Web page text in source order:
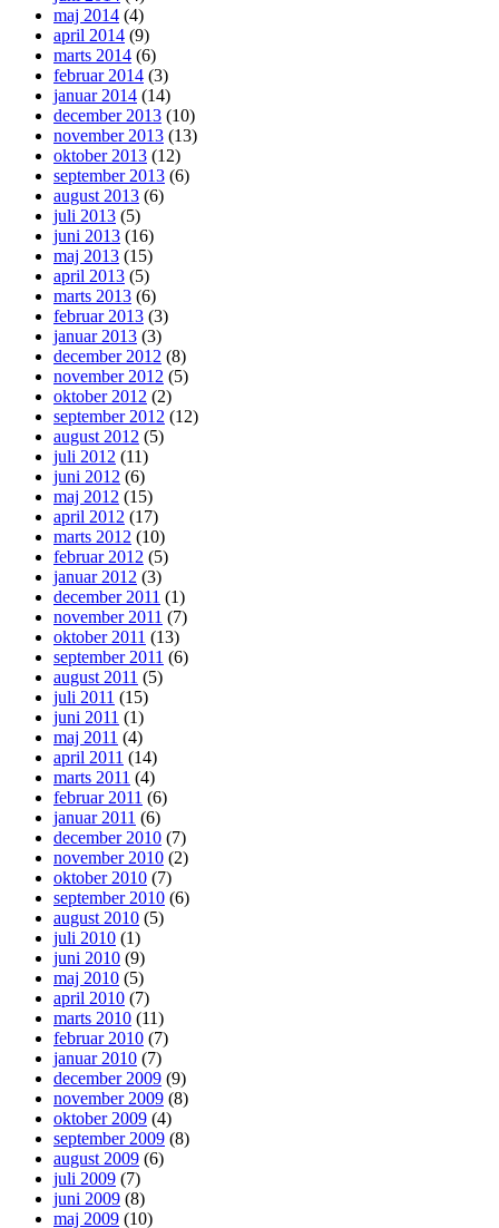
maj 2014 (4)
april 2014 (9)
marts 2014 (6)
februar 2014 (3)
januar 2014 (14)
december 2013 (10)
november 2013 (13)
oktober 2013 (12)
september 2013 (6)
august 2013 (6)
juli 2013 (5)
juni 2013 (16)
maj 2013 (15)
april 2013 (5)
marts 2013 (6)
februar 2013 (3)
januar 2013 (3)
december 2012 (8)
november 2012 (5)
oktober 2012 (2)
september 2012 (12)
august 2012 (5)
juli 2012 (11)
juni 2012 (6)
maj 2012 (15)
april 2012 (17)
marts 2012 (10)
februar 2012 (5)
januar 2012 (3)
december 2011 (1)
november 2011 (7)
oktober 2011 (13)
september 2011 (6)
august 2011 (5)
juli 2011 (15)
juni 2011 (1)
maj 2011 (4)
april 2011 (14)
marts 2011 (4)
februar 2011 (6)
januar 2011 (6)
december 2010 (7)
november 2010 (2)
oktober 2010 (7)
september 2010 (6)
august 2010 (5)
juli 2010 (1)
juni 2010 (9)
maj 2010 (5)
april 2010 (7)
marts 2010 (11)
februar 2010 (7)
januar 2010 (7)
december 2009 (9)
november 2009 (8)
oktober 2009 (4)
september 2009 (8)
august 2009 (6)
juli 2009 (7)
juni 2009 (8)
maj 2009 (10)